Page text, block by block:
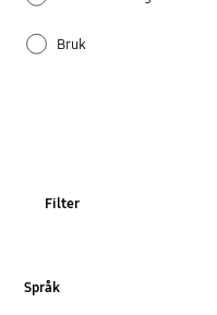
Bruk
Filter
Språk